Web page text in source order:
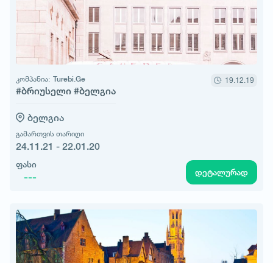
კომპანია: Turebi.Ge
#ბრიუსელი #ბელგია
19.12.19
ბელგია
გამართვის თარიღი
24.11.21 - 22.01.20
ფასი
--- დეტალურად